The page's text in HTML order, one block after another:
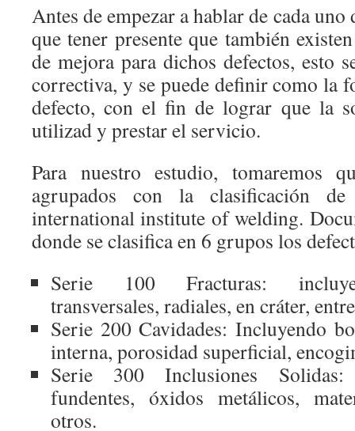
Antes de empezar a hablar de cada uno
que tener presente que también
de mejora para dichos defectos, esto
correctiva, y se puede definir como la
defecto, con el fin de lograr que la
utilizad y prestar el servicio.
Para nuestro estudio, tomaremos
agrupados con la clasificación
international institute of welding.
donde se clasifica en 6 grupos los
Serie 100 Fracturas:
transversales, radiales, en cráter,
Serie 200 Cavidades: Incluyendo
interna, porosidad superficial,
Serie 300 Inclusiones Solidas:
fundentes, óxidos metálicos,
otros.